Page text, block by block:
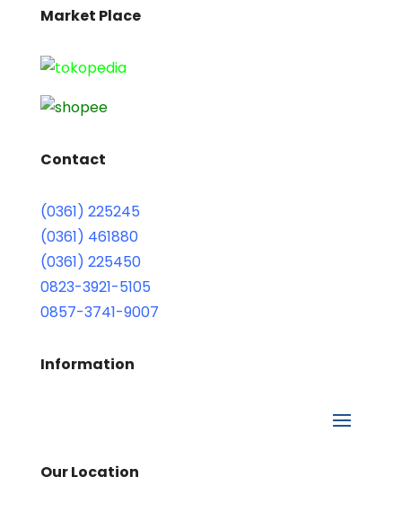
Market Place
Contact
(0361) 225245
(0361) 461880
(0361) 225450
0823-3921-5105
0857-3741-9007
Information
Our Location